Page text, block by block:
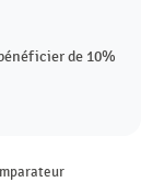
de 10%